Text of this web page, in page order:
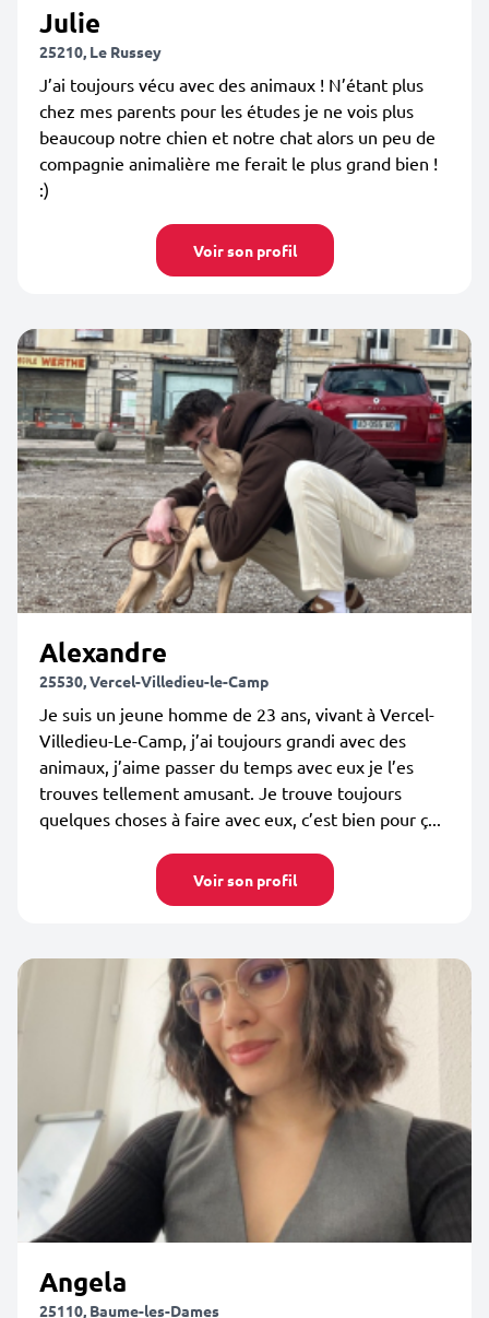
Julie
25210, Le Russey
J’ai toujours vécu avec des animaux ! N’étant plus
chez mes parents pour les études je ne vois plus
beaucoup notre chien et notre chat alors un peu de
compagnie animalière me ferait le plus grand bien !
:)
Voir son profil
Alexandre
25530, Vercel-Villedieu-le-Camp
Je suis un jeune homme de 23 ans, vivant à Vercel-
Villedieu-Le-Camp, j’ai toujours grandi avec des
animaux, j’aime passer du temps avec eux je l’es
trouves tellement amusant. Je trouve toujours
quelques choses à faire avec eux, c’est bien pour ç...
Voir son profil
Angela
25110, Baume-les-Dames